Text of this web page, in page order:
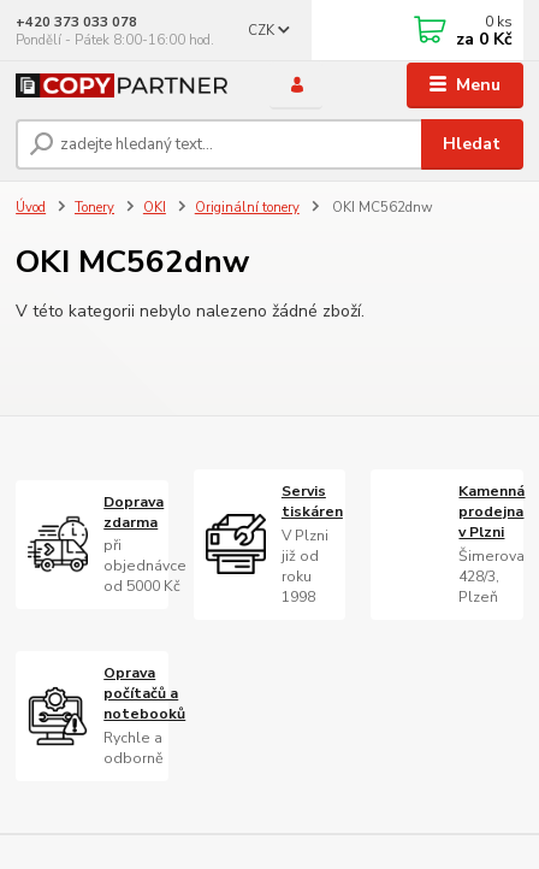
Menu
CZK
Hledat
+420 373 033 078
Pondělí - Pátek 8:00-16:00 hod.
0 ks
za 0 Kč
Úvod Tonery OKI Originální tonery OKI MC562dnw
OKI MC562dnw
V této kategorii nebylo nalezeno žádné zboží.
Doprava
zdarma
při
objednávce
od 5000 Kč
Servis
tiskáren
V Plzni
již od
roku
1998
Kamenná
prodejna
v Plzni
Šimerova
428/3,
Plzeň
Oprava
počítačů a
notebooků
Rychle a
odborně